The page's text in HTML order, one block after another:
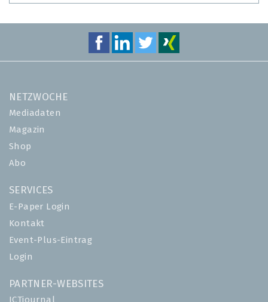
NETZWOCHE
Mediadaten
Magazin
Shop
Abo
SERVICES
E-Paper Login
Kontakt
Event-Plus-Eintrag
Login
PARTNER-WEBSITES
ICTjournal